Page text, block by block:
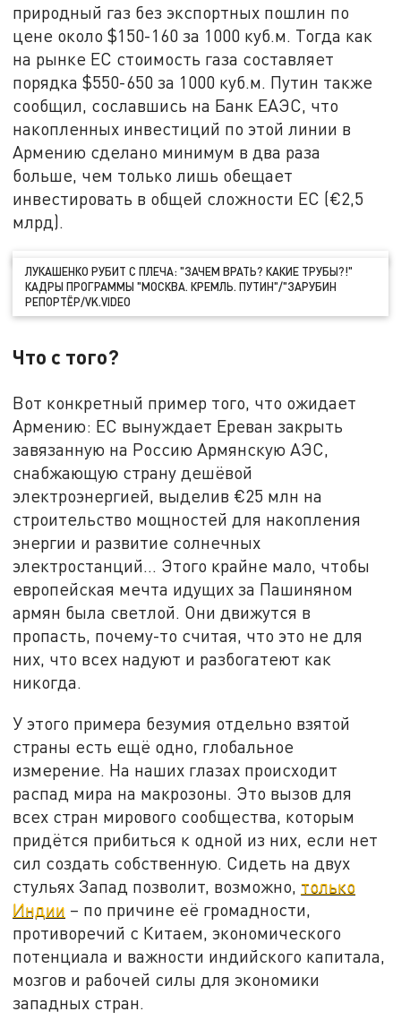
природный газ без экспортных пошлин по
цене около $150-160 за 1000 куб.м. Тогда как
на рынке ЕС стоимость газа составляет
порядка $550-650 за 1000 куб.м. Путин также
сообщил, сославшись на Банк ЕАЭС, что
накопленных инвестиций по этой линии в
Армению сделано минимум в два раза
больше, чем только лишь обещает
инвестировать в общей сложности ЕС (€2,5
млрд).
ЛУКАШЕНКО РУБИТ С ПЛЕЧА: "ЗАЧЕМ ВРАТЬ? КАКИЕ ТРУБЫ?!"
КАДРЫ ПРОГРАММЫ "МОСКВА. КРЕМЛЬ. ПУТИН"/"ЗАРУБИН
РЕПОРТЁР/VK.VIDEO
Что с того?
Вот конкретный пример того, что ожидает
Армению: ЕС вынуждает Ереван закрыть
завязанную на Россию Армянскую АЭС,
снабжающую страну дешёвой
электроэнергией, выделив €25 млн на
строительство мощностей для накопления
энергии и развитие солнечных
электростанций… Этого крайне мало, чтобы
европейская мечта идущих за Пашиняном
армян была светлой. Они движутся в
пропасть, почему-то считая, что это не для
них, что всех надуют и разбогатеют как
никогда.
У этого примера безумия отдельно взятой
страны есть ещё одно, глобальное
измерение. На наших глазах происходит
распад мира на макрозоны. Это вызов для
всех стран мирового сообщества, которым
придётся прибиться к одной из них, если нет
сил создать собственную. Сидеть на двух
стульях Запад позволит, возможно, только
Индии – по причине её громадности,
противоречий с Китаем, экономического
потенциала и важности индийского капитала,
мозгов и рабочей силы для экономики
западных стран.